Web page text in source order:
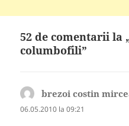
52 de comentarii la
columbofili”
brezoi costin
06.05.2010 la 09:21